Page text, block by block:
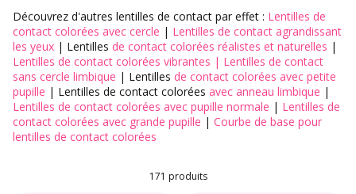
Découvrez d'autres lentilles de contact par effet : Lentilles de
contact colorées avec cercle | Lentilles de contact agrandissant
les yeux | Lentilles de contact colorées réalistes et naturelles |
Lentilles de contact colorées vibrantes | Lentilles de contact
sans cercle limbique | Lentilles de contact colorées avec petite
pupille | Lentilles de contact colorées avec anneau limbique |
Lentilles de contact colorées avec pupille normale | Lentilles de
contact colorées avec grande pupille | Courbe de base pour
lentilles de contact colorées
171 produits